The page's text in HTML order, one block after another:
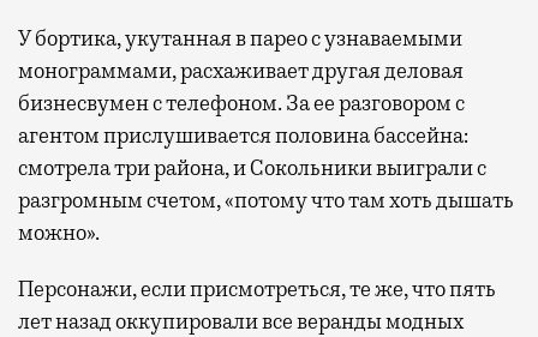
У бортика, укутанная в парео с узнаваемыми
монограммами, расхаживает другая деловая
бизнесвумен с телефоном. За ее разговором с
агентом прислушивается половина бассейна:
смотрела три района, и Сокольники выиграли с
разгромным счетом, «потому что там хоть дышать
можно».
Персонажи, если присмотреться, те же, что пять
лет назад оккупировали все веранды модных